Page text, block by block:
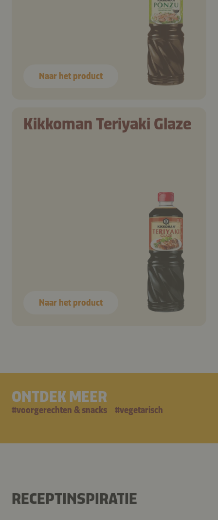
Naar het product
Kikkoman Teriyaki Glaze
Naar het product
ONTDEK MEER
#voorgerechten & snacks #vegetarisch
RECEPTINSPIRATIE